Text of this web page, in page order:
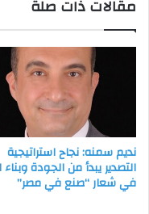
الاقتصاد
مقالات ذات صلة
نديم سمنه: نجاح استراتيجية
التصدير يبدأ من الجودة وبناء
في شعار “صنع في مصر”